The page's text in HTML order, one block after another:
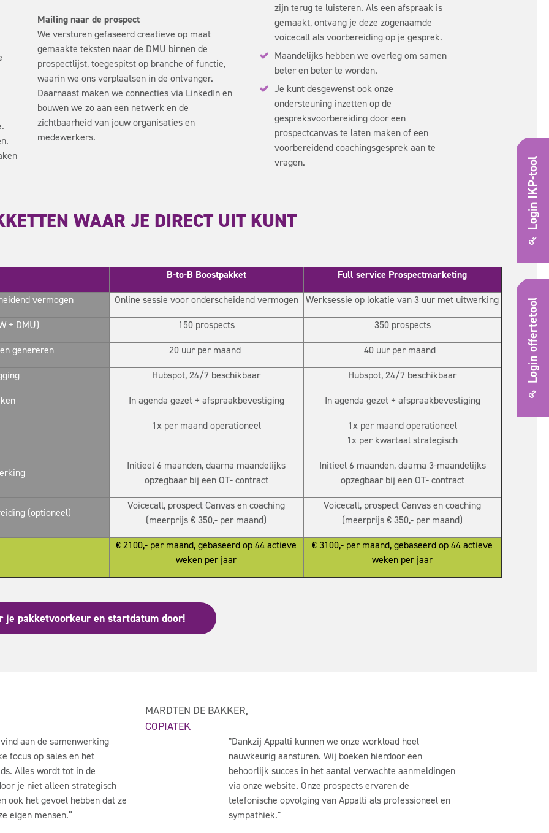
Login offertetool
Login IKP-tool
Mailing naar de prospect
We versturen gefaseerd creatieve op maat
gemaakte teksten naar de DMU binnen de
prospectlijst, toegespitst op branche of functie,
waarin we ons verplaatsen in de ontvanger.
Daarnaast maken we connecties via LinkedIn en
bouwen we zo aan een netwerk en de
zichtbaarheid van jouw organisaties en
medewerkers.
zijn terug te luisteren. Als een afspraak is
gemaakt, ontvang je deze zogenaamde
voicecall als voorbereiding op je gesprek.
Maandelijks hebben we overleg om samen
beter en beter te worden.
Je kunt desgewenst ook onze
ondersteuning inzetten op de
gespreksvoorbereiding door een
prospectcanvas te laten maken of een
voorbereidend coachingsgesprek aan te
vragen.
WAAR JE DIRECT UIT KUNT
B-to-B Boostpakket
Full service Prospectmarketing
vermogen
Online sessie voor onderscheidend vermogen Werksessie op lokatie van 3 uur met uitwerking
+ DMU)
150 prospects
350 prospects
genereren
20 uur per maand
40 uur per maand
Hubspot, 24/7 beschikbaar
Hubspot, 24/7 beschikbaar
In agenda gezet + afspraakbevestiging
In agenda gezet + afspraakbevestiging
1x per maand operationeel
1x per maand operationeel
1x per kwartaal strategisch
Initieel 6 maanden, daarna maandelijks
opzegbaar bij een OT- contract
Initieel 6 maanden, daarna 3-maandelijks
opzegbaar bij een OT- contract
(optioneel)
Voicecall, prospect Canvas en coaching
(meerprijs € 350,- per maand)
Voicecall, prospect Canvas en coaching
(meerprijs € 350,- per maand)
€ 2100,- per maand, gebaseerd op 44 actieve
weken per jaar
€ 3100,- per maand,gebaseerd op 44 actieve
weken per jaar
je pakketvoorkeur en startdatum door!
aan de samenwerking
focus op sales en het
Alles wordt tot in de
je niet alleen strategisch
ook het gevoel hebben dat ze
eigen mensen.”
MARDTEN DE BAKKER,
COPIATEK
"Dankzij Appalti kunnen we onze workload heel
nauwkeurig aansturen. Wij boeken hierdoor een
behoorlijk succes in het aantal verwachte aanmeldingen
via onze website. Onze prospects ervaren de
telefonische opvolging van Appalti als professioneel en
sympathiek."